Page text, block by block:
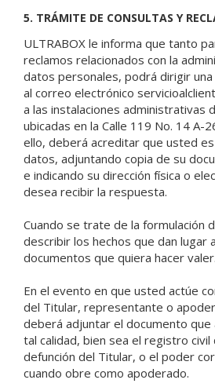
5. TRÁMITE DE CONSULTAS Y
ULTRABOX le informa que tanto
reclamos relacionados con la
datos personales, podrá dirigir una
al correo electrónico
a las instalaciones administrativas
ubicadas en la Calle 119 No. 14 A-
ello, deberá acreditar que usted
datos, adjuntando copia de su
e indicando su dirección física o
desea recibir la respuesta.
Cuando se trate de la formulación
describir los hechos que dan lugar
documentos que quiera hacer valer.
En el evento en que usted actúe
del Titular, representante o
deberá adjuntar el documento
tal calidad, bien sea el registro civil
defunción del Titular, o el poder
cuando obre como apoderado.